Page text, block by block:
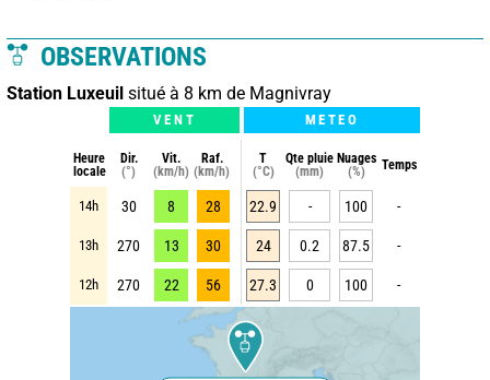
OBSERVATIONS
Station Luxeuil situé à 8 km de Magnivray
VENT METEO
Heure
locale
Dir.
(°)
Vit.
(km/h)
Raf.
(km/h)
T
(°C)
Qte pluie
(mm)
Nuages
(%)
Temps
14h 30 8 28 22.9 - 100 -
13h 270 13 30 24 0.2 87.5 -
12h 270 22 56 27.3 0 100 -